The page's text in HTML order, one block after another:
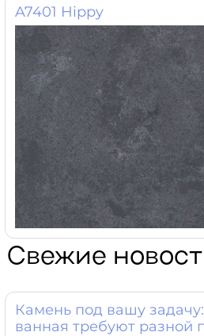
A7401 Hippy
Свежие
Камень под вашу
ванная требуют разной